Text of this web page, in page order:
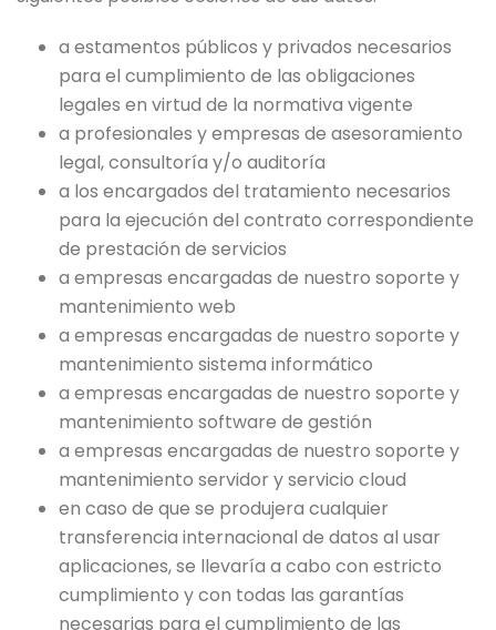
a estamentos públicos y privados necesarios
para el cumplimiento de las obligaciones
legales en virtud de la normativa vigente
a profesionales y empresas de asesoramiento
legal, consultoría y/o auditoría
a los encargados del tratamiento necesarios
para la ejecución del contrato correspondiente
de prestación de servicios
a empresas encargadas de nuestro soporte y
mantenimiento web
a empresas encargadas de nuestro soporte y
mantenimiento sistema informático
a empresas encargadas de nuestro soporte y
mantenimiento software de gestión
a empresas encargadas de nuestro soporte y
mantenimiento servidor y servicio cloud
en caso de que se produjera cualquier
transferencia internacional de datos al usar
aplicaciones, se llevaría a cabo con estricto
cumplimiento y con todas las garantías
necesarias para el cumplimiento de las